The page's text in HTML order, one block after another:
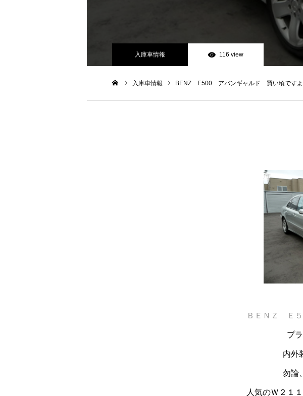
入庫車情報 116 view
入庫車情報 BENZ E500 アバンギャルド 買い頃ですよ
ＢＥＮＺ Ｅ
プ
内外
勿論
人気のＷ２１